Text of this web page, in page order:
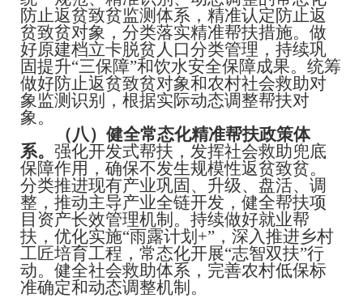
防止返贫致贫监测体系，精准认定防止返
贫致贫对象，分类落实精准帮扶措施。做
好原建档立卡脱贫人口分类管理，持续巩
固提升“三保障”和饮水安全保障成果。统筹
做好防止返贫致贫对象和农村社会救助对
象监测识别，根据实际动态调整帮扶对
象。
（八）健全常态化精准帮扶政策体
系。 强化开发式帮扶，发挥社会救助兜底
保障作用，确保不发生规模性返贫致贫。
分类推进现有产业巩固、升级、盘活、调
整，推动主导产业全链开发，健全帮扶项
目资产长效管理机制。持续做好就业帮
扶，优化实施“雨露计划 +”，深入推进乡村
工匠培育工程，常态化开展“志智双扶”行
动。健全社会救助体系，完善农村低保标
准确定和动态调整机制。